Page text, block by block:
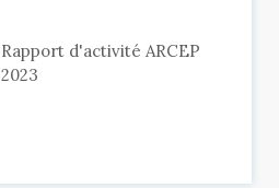
Rapport d'activité ARCEP
2023